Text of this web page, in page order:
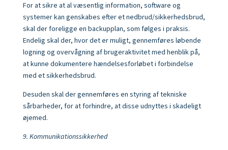
For at sikre at al væsentlig information, software og
systemer kan genskabes efter et nedbrud/sikkerhedsbrud,
skal der foreligge en backupplan, som følges i praksis.
Endelig skal der, hvor det er muligt, gennemføres løbende
logning og overvågning af brugeraktivitet med henblik på,
at kunne dokumentere hændelsesforløbet i forbindelse
med et sikkerhedsbrud.
Desuden skal der gennemføres en styring af tekniske
sårbarheder, for at forhindre, at disse udnyttes i skadeligt
øjemed.
9. Kommunikationssikkerhed